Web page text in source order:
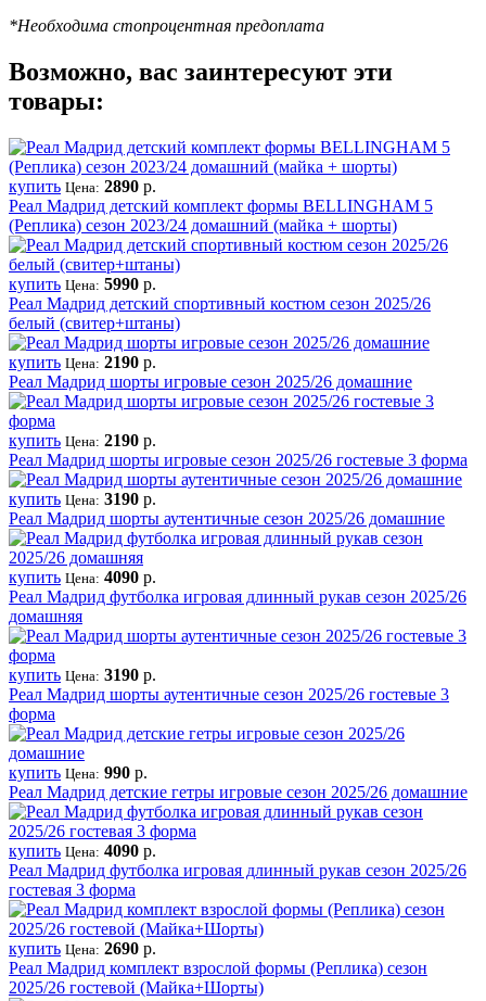
*Необходима стопроцентная предоплата
Возможно, вас заинтересуют эти
товары:
купить Цена: 2890 р.
Реал Мадрид детский комплект формы BELLINGHAM 5
(Реплика) сезон 2023/24 домашний (майка + шорты)
купить Цена: 5990 р.
Реал Мадрид детский спортивный костюм сезон 2025/26
белый (свитер+штаны)
купить Цена: 2190 р.
Реал Мадрид шорты игровые сезон 2025/26 домашние
купить Цена: 2190 р.
Реал Мадрид шорты игровые сезон 2025/26 гостевые 3 форма
купить Цена: 3190 р.
Реал Мадрид шорты аутентичные сезон 2025/26 домашние
купить Цена: 4090 р.
Реал Мадрид футболка игровая длинный рукав сезон 2025/26
домашняя
купить Цена: 3190 р.
Реал Мадрид шорты аутентичные сезон 2025/26 гостевые 3
форма
купить Цена: 990 р.
Реал Мадрид детские гетры игровые сезон 2025/26 домашние
купить Цена: 4090 р.
Реал Мадрид футболка игровая длинный рукав сезон 2025/26
гостевая 3 форма
купить Цена: 2690 р.
Реал Мадрид комплект взрослой формы (Реплика) сезон
2025/26 гостевой (Майка+Шорты)